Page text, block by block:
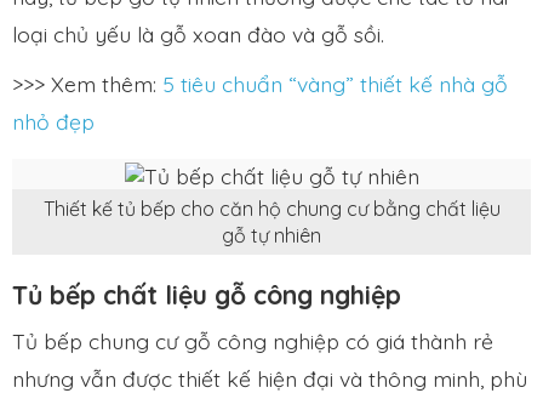
loại chủ yếu là gỗ xoan đào và gỗ sồi.
>>> Xem thêm: 5 tiêu chuẩn “vàng” thiết kế nhà gỗ
nhỏ đẹp
Thiết kế tủ bếp cho căn hộ chung cư bằng chất liệu
gỗ tự nhiên
Tủ bếp chất liệu gỗ công nghiệp
Tủ bếp chung cư gỗ công nghiệp có giá thành rẻ
nhưng vẫn được thiết kế hiện đại và thông minh, phù